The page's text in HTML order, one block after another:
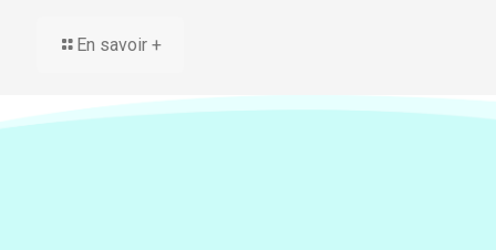
En savoir +